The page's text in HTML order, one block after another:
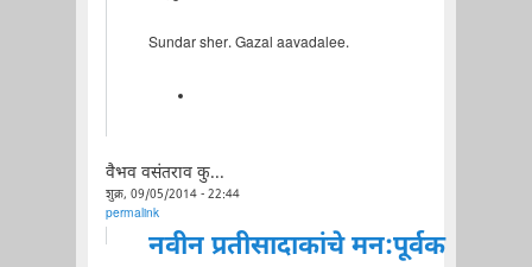
Sundar sher. Gazal aavadalee.
वैभव वसंतराव कु...
शुक्र, 09/05/2014 - 22:44
permalink
नवीन प्रतीसादाकांचे मन:पूर्वक